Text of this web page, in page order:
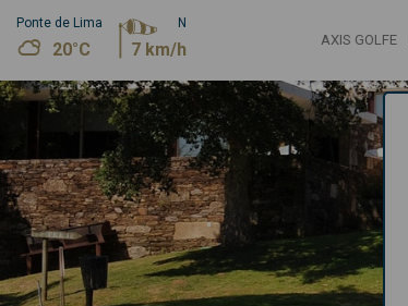
Ponte de Lima
20°C
N
7 km/h AXIS GOLFE